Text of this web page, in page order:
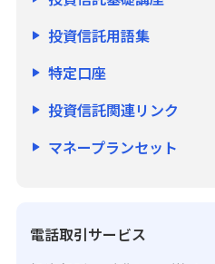
投資信託用語集
特定口座
投資信託関連リンク
マネープランセット
電話取引サービス